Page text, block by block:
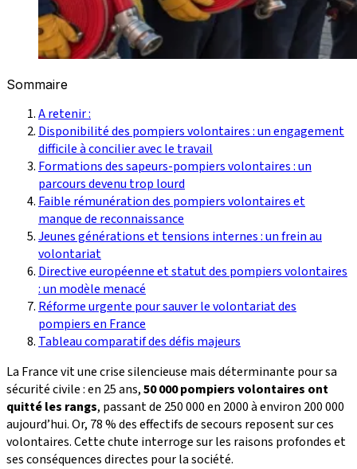
Sommaire
A retenir :
Disponibilité des pompiers volontaires : un engagement
difficile à concilier avec le travail
Formations des sapeurs-pompiers volontaires : un
parcours devenu trop lourd
Faible rémunération des pompiers volontaires et
manque de reconnaissance
Jeunes générations et tensions internes : un frein au
volontariat
Directive européenne et statut des pompiers volontaires
: un modèle menacé
Réforme urgente pour sauver le volontariat des
pompiers en France
Tableau comparatif des défis majeurs
La France vit une crise silencieuse mais déterminante pour sa
sécurité civile : en 25 ans,50 000 pompiers volontaires ont
quitté les rangs, passant de 250 000 en 2000 à environ 200 000
aujourd’hui. Or, 78 % des effectifs de secours reposent sur ces
volontaires. Cette chute interroge sur les raisons profondes et
ses conséquences directes pour la société.